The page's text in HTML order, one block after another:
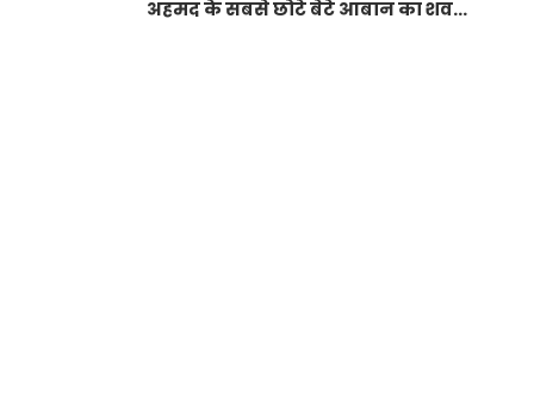
अहमद के सबसे छोटे बेटे आबान का शव